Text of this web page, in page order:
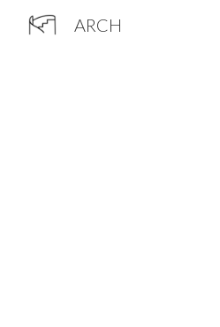
ARCH